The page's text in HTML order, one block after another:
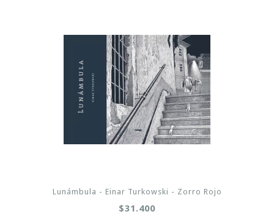
Lunámbula - Einar Turkowski - Zorro Rojo
$31.400